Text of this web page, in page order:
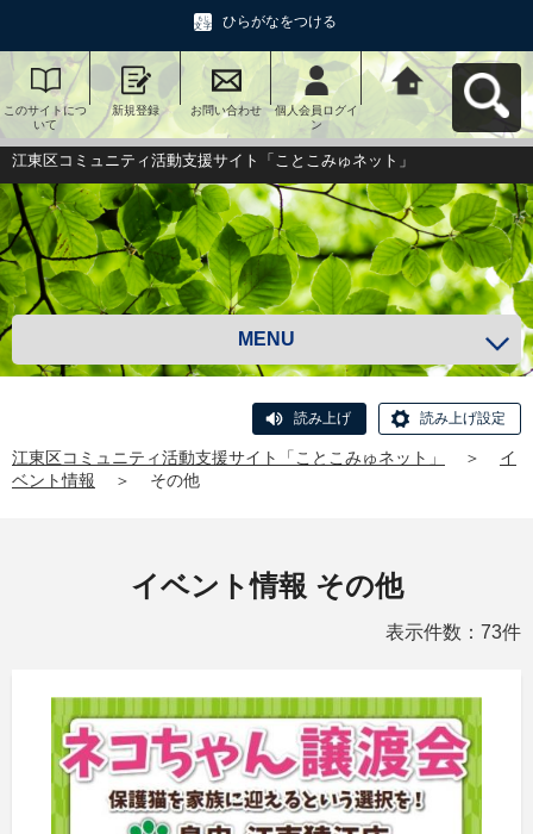
ひらがなをつける
このサイトにつ
いて
新規登録 お問い合わせ
個人会員ログイ
ン
江東区コミュニ
ティ活動支援サ
イト「ことこみ
ゅネット」へ戻
る
江東区コミュニティ活動支援サイト「ことこみゅネット」
MENU
読み上げ 読み上げ設定
江東区コミュニティ活動支援サイト「ことこみゅネット」 ＞
イ
ベント情報
＞ その他
イベント情報 その他
表示件数：73件